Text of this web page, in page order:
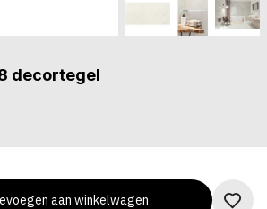
decortegel
aan winkelwagen